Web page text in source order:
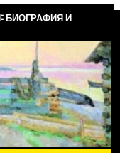
БИОГРАФИЯ И